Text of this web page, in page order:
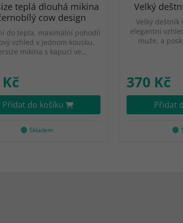
teplá dlouhá mikina
cow design
do tepla, maximální pohodlí
vzhled v jednom kousku.
mikina s kapucí ve…
Přidat do košíku
Skladem
Velký
Velký
elegantní
muže, a
370 Kč
Přidat